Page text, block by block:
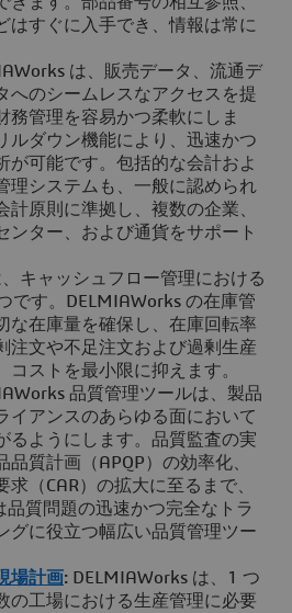
はすぐに入手でき、情報は常に
は、販売データ、流通デ
へのシームレスなアクセスを提
務管理を容易かつ柔軟にしま
ルダウン機能により、迅速かつ
が可能です。包括的な会計およ
理システムも、一般に認められ
計原則に準拠し、複数の企業、
ンター、および通貨をサポート
キャッシュフロー管理における
です。DELMIAWorks の在庫管
な在庫量を確保し、在庫回転率
注文や不足注文および過剰生産
コストを最小限に抑えます。
品質管理ツールは、製品
イアンスのあらゆる面において
るようにします。品質監査の実
品質計画（APQP）の効率化、
求（CAR）の拡大に至るまで、
品質問題の迅速かつ完全なトラ
グに役立つ幅広い品質管理ツー
場計画: DELMIAWorks は、1 つ
の工場における生産管理に必要